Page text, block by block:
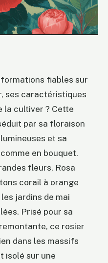
fiables sur
ses caractéristiques
la cultiver ? Cette
par sa floraison
et sa
en bouquet.
fleurs, Rosa
corail à orange
jardins de mai
Prisé pour sa
ce rosier
dans les massifs
isolé sur une